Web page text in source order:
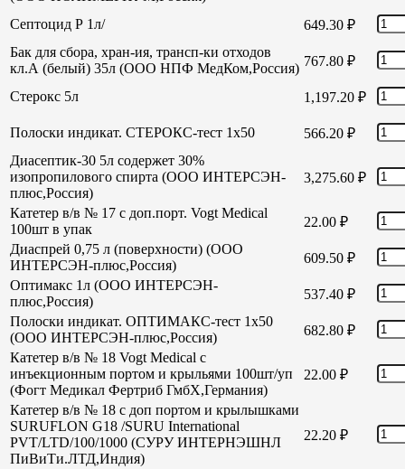
Септоцид Р 1л/
649.30 ₽
Бак для сбора, хран-ия, трансп-ки отходов
кл.А (белый) 35л (ООО НПФ МедКом,Россия) 767.80 ₽
Стерокс 5л 1,197.20 ₽
Полоски индикат. СТЕРОКС-тест 1х50 566.20 ₽
Диасептик-30 5л содержет 30%
изопропилового спирта (ООО ИНТЕРСЭН-
плюс,Россия)
3,275.60 ₽
Катетер в/в № 17 с доп.порт. Vogt Medical
100шт в упак
22.00 ₽
Диаспрей 0,75 л (поверхности) (ООО
ИНТЕРСЭН-плюс,Россия)
609.50 ₽
Оптимакс 1л (ООО ИНТЕРСЭН-
плюс,Россия)
537.40 ₽
Полоски индикат. ОПТИМАКС-тест 1х50
(ООО ИНТЕРСЭН-плюс,Россия)
682.80 ₽
Катетер в/в № 18 Vogt Medical с
инъекционным портом и крыльями 100шт/уп
(Фогт Медикал Фертриб ГмбХ,Германия)
22.00 ₽
Катетер в/в № 18 с доп портом и крылышками
SURUFLON G18 /SURU International
PVT/LTD/100/1000 (СУРУ ИНТЕРНЭШНЛ
ПиВиТи.ЛТД,Индия)
22.20 ₽